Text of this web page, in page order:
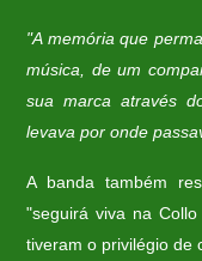
"A memória que
música, de um
sua marca através
levava por onde
A banda também
"seguirá viva na
tiveram o privilégio de